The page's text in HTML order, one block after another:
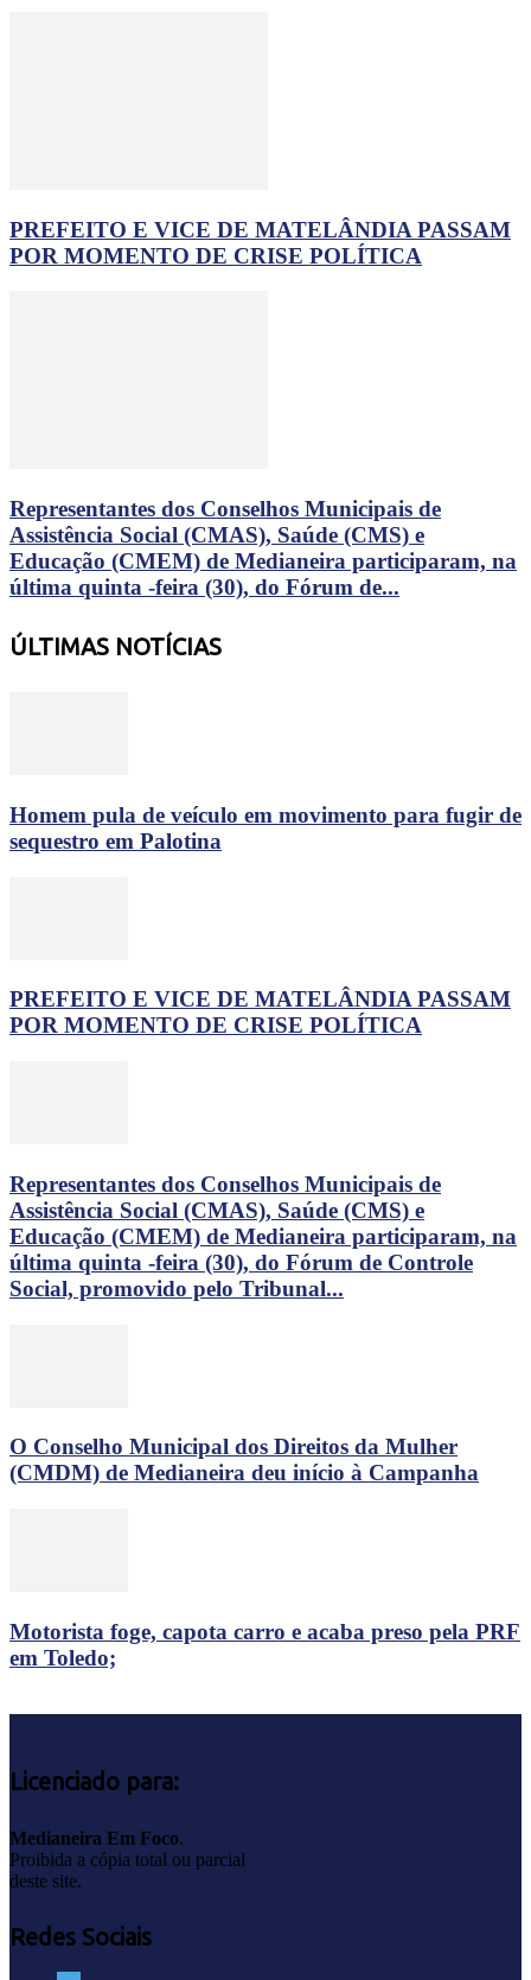
PREFEITO E VICE DE MATELÂNDIA PASSAM
POR MOMENTO DE CRISE POLÍTICA
Representantes dos Conselhos Municipais de
Assistência Social (CMAS), Saúde (CMS) e
Educação (CMEM) de Medianeira participaram, na
última quinta -feira (30), do Fórum de...
ÚLTIMAS NOTÍCIAS
Homem pula de veículo em movimento para fugir de
sequestro em Palotina
PREFEITO E VICE DE MATELÂNDIA PASSAM
POR MOMENTO DE CRISE POLÍTICA
Representantes dos Conselhos Municipais de
Assistência Social (CMAS), Saúde (CMS) e
Educação (CMEM) de Medianeira participaram, na
última quinta -feira (30), do Fórum de Controle
Social, promovido pelo Tribunal...
O Conselho Municipal dos Direitos da Mulher
(CMDM) de Medianeira deu início à Campanha
Motorista foge, capota carro e acaba preso pela PRF
em Toledo;
Licenciado para:
Medianeira Em Foco.
Proibida a cópia total ou parcial
deste site.
Redes Sociais